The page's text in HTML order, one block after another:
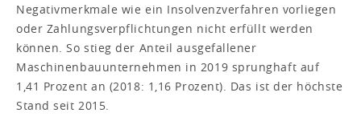
Negativmerkmale wie ein Insolvenzverfahren vorliegen
oder Zahlungsverpflichtungen nicht erfüllt werden
können. So stieg der Anteil ausgefallener
Maschinenbauunternehmen in 2019 sprunghaft auf
1,41 Prozent an (2018: 1,16 Prozent). Das ist der höchste
Stand seit 2015.